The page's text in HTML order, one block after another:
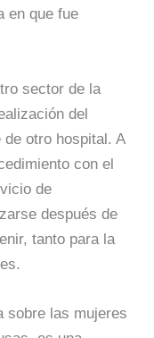
en que fue
sector de la
del
otro hospital. A
con el
de
después de
tanto para la
las mujeres